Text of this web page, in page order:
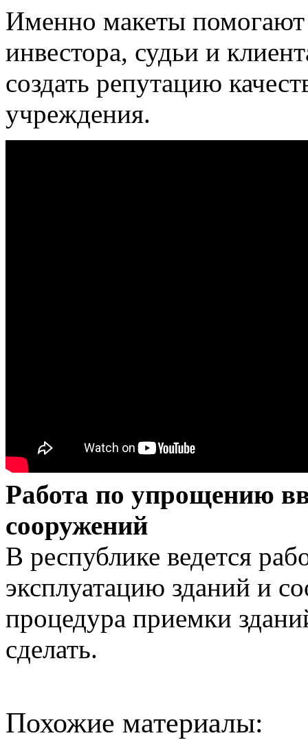
Именно макеты
инвестора, судьи и
создать репутацию
учреждения.
Работа по упрощению
сооружений
В республике ведется
эксплуатацию зданий и
процедура приемки
сделать.
Похожие материалы: